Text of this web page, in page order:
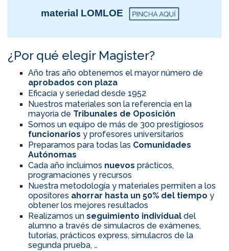
material LOMLOE
¿Por qué elegir Magister?
Año tras año obtenemos el mayor número de
aprobados con plaza
Eficacia y seriedad desde 1952
Nuestros materiales son la referencia en la
mayoría de Tribunales de Oposición
Somos un equipo de más de 300 prestigiosos
funcionarios y profesores universitarios
Preparamos para todas las Comunidades
Autónomas
Cada año incluimos nuevos prácticos,
programaciones y recursos
Nuestra metodología y materiales permiten a los
opositores ahorrar hasta un 50% del tiempo y
obtener los mejores resultados
Realizamos un seguimiento individual del
alumno a través de simulacros de exámenes,
tutorías, prácticos express, simulacros de la
segunda prueba, …